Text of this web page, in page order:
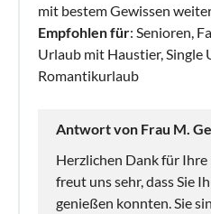
mit bestem Gewissen
Empfohlen für: Senioren,
Urlaub mit Haustier, Single
Romantikurlaub
Antwort von Frau M.
Herzlichen Dank für Ihre
freut uns sehr, dass Sie
genießen konnten. Sie